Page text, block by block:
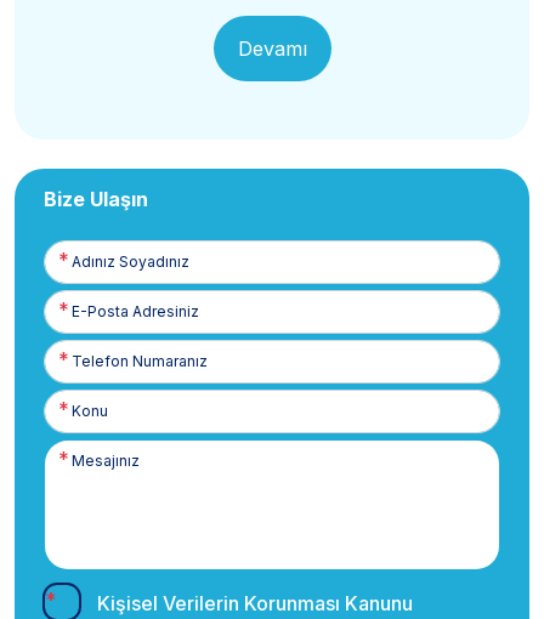
Devamı
Bize Ulaşın
Adınız
Soyadınız
E-
Posta
Telefon
Numaranız
Kişisel Verilerin Korunması Kanunu